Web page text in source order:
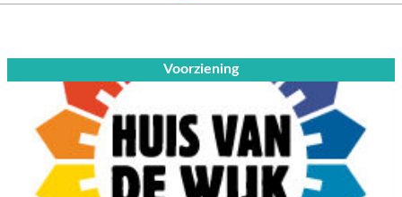
Voorziening